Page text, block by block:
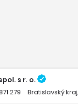
s r. o.
279 Bratislavský